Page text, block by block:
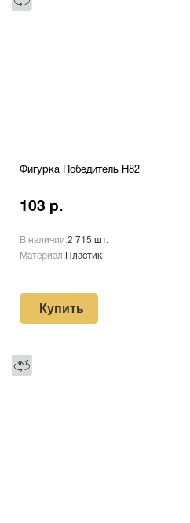
Фигурка Победитель H82
103 р.
В наличии:2 715 шт.
Материал: Пластик
Купить